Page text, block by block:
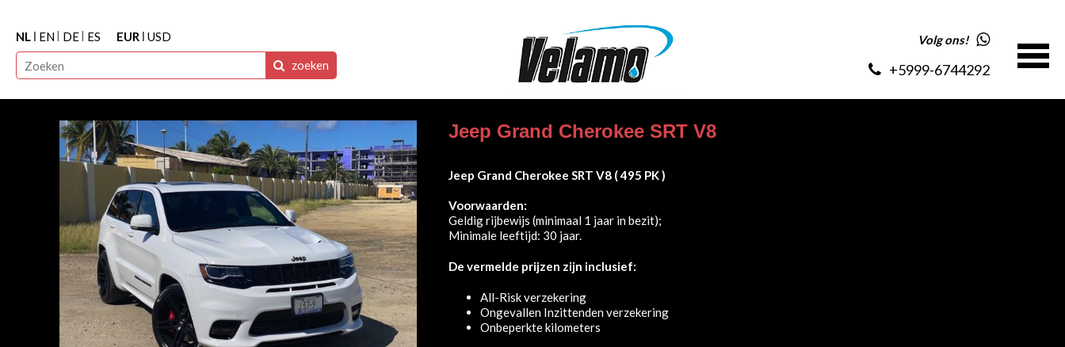
NL EN DE ES EUR USD
zoeken
Volg ons!
+5999-6744292
Jeep Grand Cherokee SRT V8
Jeep Grand Cherokee SRT V8 ( 495 PK )
Voorwaarden:
Geldig rijbewijs (minimaal 1 jaar in bezit);
Minimale leeftijd: 30 jaar.
De vermelde prijzen zijn inclusief:
All-Risk verzekering
Ongevallen Inzittenden verzekering
Onbeperkte kilometers